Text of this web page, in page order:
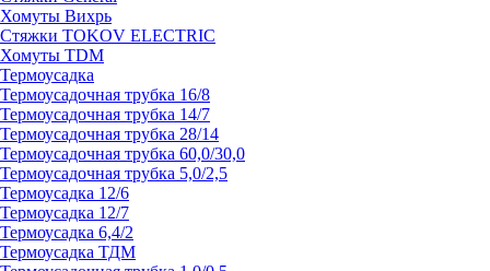
Хомуты Вихрь
Стяжки TOKOV ELECTRIC
Хомуты TDM
Термоусадка
Термоусадочная трубка 16/8
Термоусадочная трубка 14/7
Термоусадочная трубка 28/14
Термоусадочная трубка 60,0/30,0
Термоусадочная трубка 5,0/2,5
Термоусадка 12/6
Термоусадка 12/7
Термоусадка 6,4/2
Термоусадка ТДМ